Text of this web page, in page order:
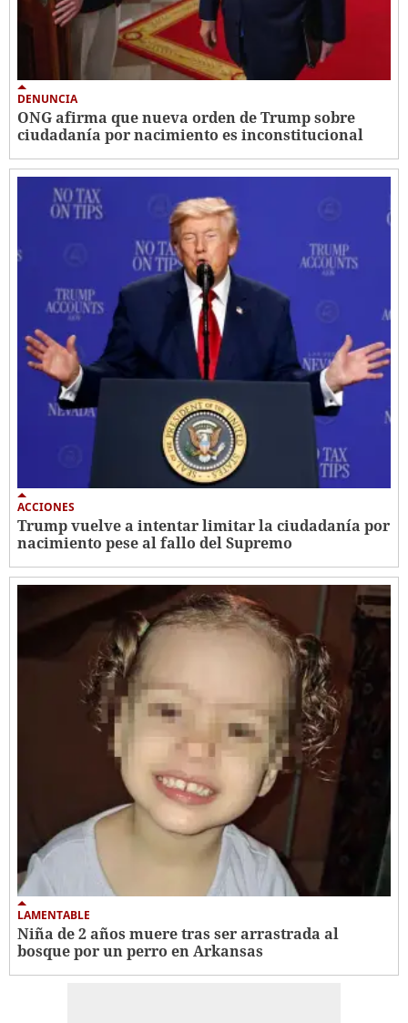
DENUNCIA
ONG afirma que nueva orden de Trump sobre
ciudadanía por nacimiento es inconstitucional
ACCIONES
Trump vuelve a intentar limitar la ciudadanía por
nacimiento pese al fallo del Supremo
LAMENTABLE
Niña de 2 años muere tras ser arrastrada al
bosque por un perro en Arkansas